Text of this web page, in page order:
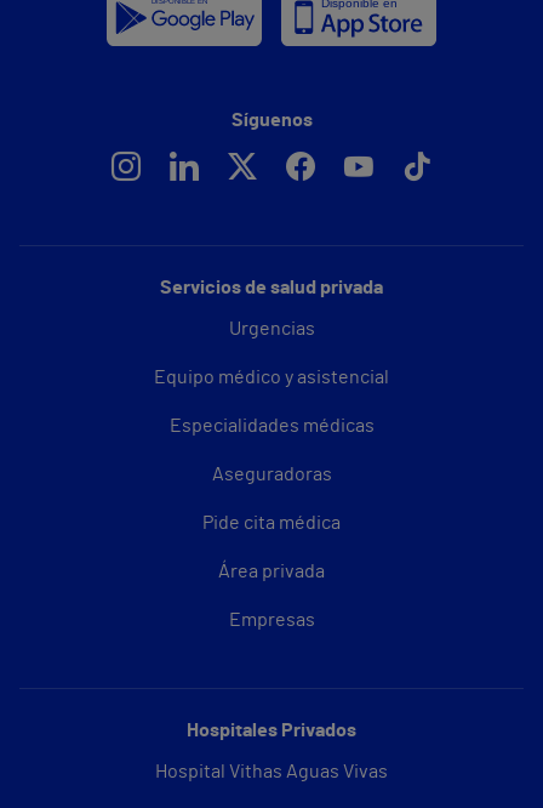
Servicios de salud privada
Urgencias
Equipo médico y asistencial
Especialidades médicas
Aseguradoras
Pide cita médica
Área privada
Empresas
Hospitales Privados
Hospital Vithas Aguas Vivas
Síguenos